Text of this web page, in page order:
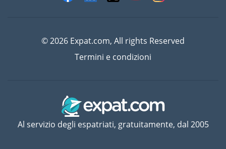
© 2026 Expat.com, All rights Reserved
Termini e condizioni
Al servizio degli espatriati, gratuitamente, dal 2005